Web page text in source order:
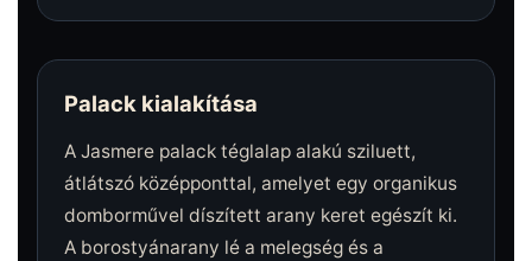
Palack kialakítása
A Jasmere palack téglalap alakú sziluett,
átlátszó középponttal, amelyet egy organikus
domborművel díszített arany keret egészít ki.
A borostyánarany lé a melegség és a